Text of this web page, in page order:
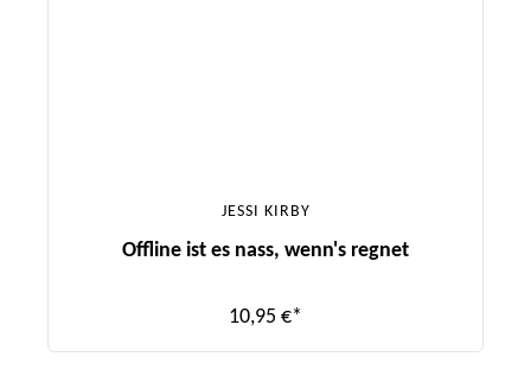
JESSI KIRBY
Offline ist es nass, wenn's regnet
10,95 €*